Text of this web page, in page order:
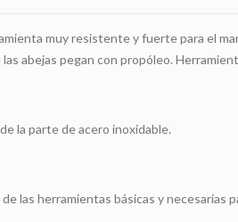
muy resistente y fuerte para el
abejas pegan con propóleo.
la parte de acero inoxidable.
las herramientas básicas y necesarias